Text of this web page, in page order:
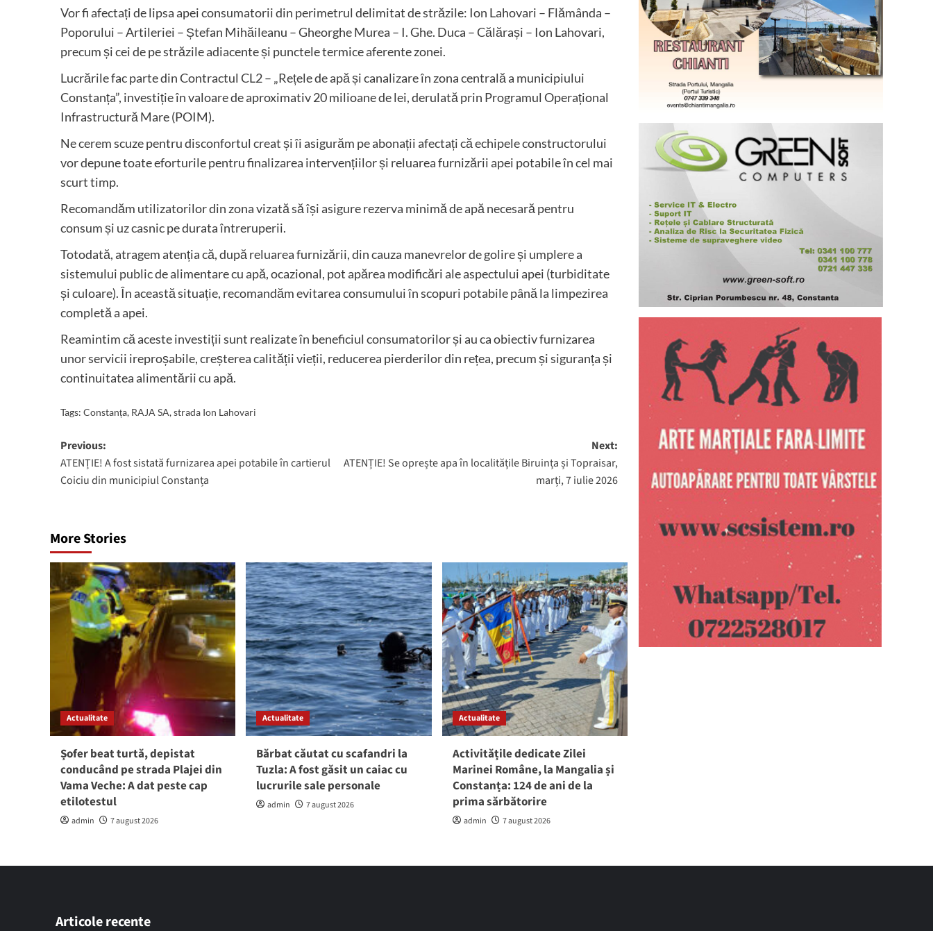
Vor fi afectați de lipsa apei consumatorii din perimetrul delimitat de străzile: Ion Lahovari – Flămânda –
Poporului – Artileriei – Ștefan Mihăileanu – Gheorghe Murea – I. Ghe. Duca – Călărași – Ion Lahovari,
precum și cei de pe străzile adiacente și punctele termice aferente zonei.
Lucrările fac parte din Contractul CL2 – „Rețele de apă și canalizare în zona centrală a municipiului
Constanța”, investiție în valoare de aproximativ 20 milioane de lei, derulată prin Programul Operațional
Infrastructură Mare (POIM).
Ne cerem scuze pentru disconfortul creat și îi asigurăm pe abonații afectați că echipele constructorului
vor depune toate eforturile pentru finalizarea intervențiilor și reluarea furnizării apei potabile în cel mai
scurt timp.
Recomandăm utilizatorilor din zona vizată să își asigure rezerva minimă de apă necesară pentru
consum și uz casnic pe durata întreruperii.
Totodată, atragem atenția că, după reluarea furnizării, din cauza manevrelor de golire și umplere a
sistemului public de alimentare cu apă, ocazional, pot apărea modificări ale aspectului apei (turbiditate
și culoare). În această situație, recomandăm evitarea consumului în scopuri potabile până la limpezirea
completă a apei.
Reamintim că aceste investiții sunt realizate în beneficiul consumatorilor și au ca obiectiv furnizarea
unor servicii ireproșabile, creșterea calității vieții, reducerea pierderilor din rețea, precum și siguranța și
continuitatea alimentării cu apă.
Tags: Constanța, RAJA SA,strada Ion Lahovari
Post
navigation
Previous:
ATENȚIE! A fost sistată furnizarea apei potabile în cartierul
Coiciu din municipiul Constanța
Next:
ATENȚIE! Se oprește apa în localitățile Biruința și Topraisar,
marți, 7 iulie 2026
More Stories
Actualitate
Șofer beat turtă, depistat
conducând pe strada Plajei din
Vama Veche: A dat peste cap
etilotestul
admin 7 august 2026
Actualitate
Bărbat căutat cu scafandri la
Tuzla: A fost găsit un caiac cu
lucrurile sale personale
admin 7 august 2026
Actualitate
Activitățile dedicate Zilei
Marinei Române, la Mangalia și
Constanța: 124 de ani de la
prima sărbătorire
admin 7 august 2026
Articole recente